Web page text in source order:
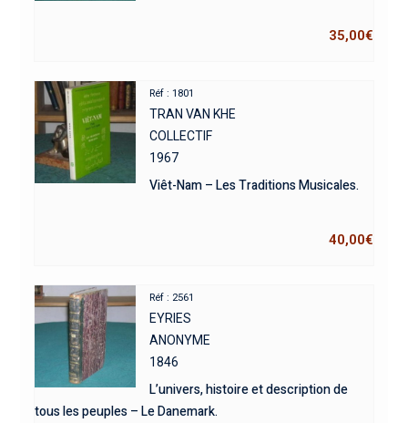
35,00€
Réf : 1801
TRAN VAN KHE
COLLECTIF
1967
Viêt-Nam – Les Traditions Musicales.
40,00€
Réf : 2561
EYRIES
ANONYME
1846
L’univers, histoire et description de
tous les peuples – Le Danemark.